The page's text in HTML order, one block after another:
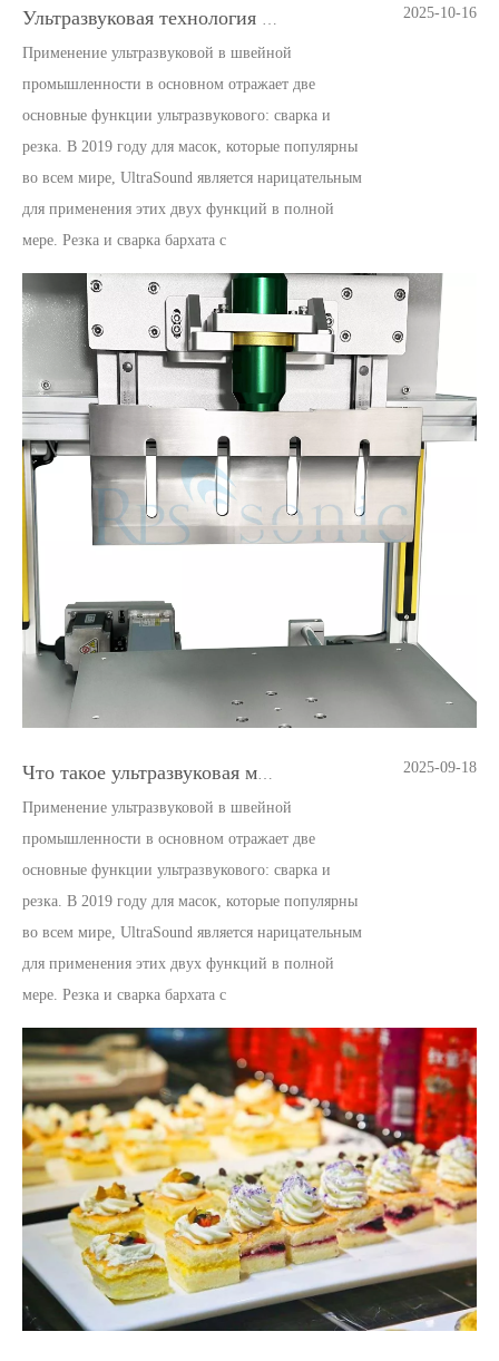
Ультразвуковая технология резки пищевых продуктов с помощью конвейерной ленты
Применение ультразвуковой в швейной
промышленности в основном отражает две
основные функции ультразвукового: сварка и
резка. В 2019 году для масок, которые популярны
во всем мире, UltraSound является нарицательным
для применения этих двух функций в полной
мере. Резка и сварка бархата c
2025-10-16
Что такое ультразвуковая машина для резки пищи
Применение ультразвуковой в швейной
промышленности в основном отражает две
основные функции ультразвукового: сварка и
резка. В 2019 году для масок, которые популярны
во всем мире, UltraSound является нарицательным
для применения этих двух функций в полной
мере. Резка и сварка бархата c
2025-09-18